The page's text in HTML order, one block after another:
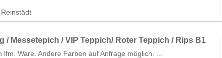
Reinstädt
/ Messetepich / VIP Teppich/ Roter Teppich / Rips B1
lfm. Ware. Andere Farben auf Anfrage möglich. ...